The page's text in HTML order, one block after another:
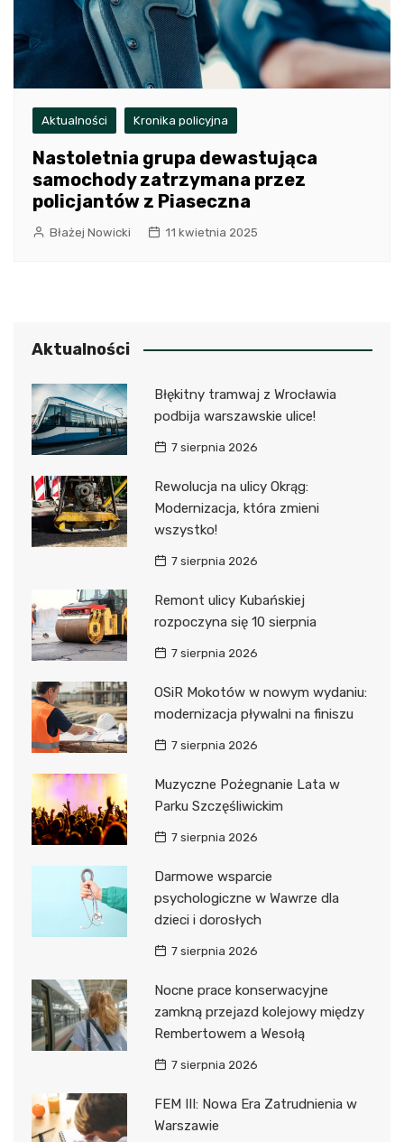
Aktualności Kronika policyjna
Nastoletnia grupa dewastująca
samochody zatrzymana przez
policjantów z Piaseczna
Błażej Nowicki 11 kwietnia 2025
Aktualności
Błękitny tramwaj z Wrocławia
podbija warszawskie ulice!
7 sierpnia 2026
Rewolucja na ulicy Okrąg:
Modernizacja, która zmieni
wszystko!
7 sierpnia 2026
Remont ulicy Kubańskiej
rozpoczyna się 10 sierpnia
7 sierpnia 2026
OSiR Mokotów w nowym wydaniu:
modernizacja pływalni na finiszu
7 sierpnia 2026
Muzyczne Pożegnanie Lata w
Parku Szczęśliwickim
7 sierpnia 2026
Darmowe wsparcie
psychologiczne w Wawrze dla
dzieci i dorosłych
7 sierpnia 2026
Nocne prace konserwacyjne
zamkną przejazd kolejowy między
Rembertowem a Wesołą
7 sierpnia 2026
FEM III: Nowa Era Zatrudnienia w
Warszawie